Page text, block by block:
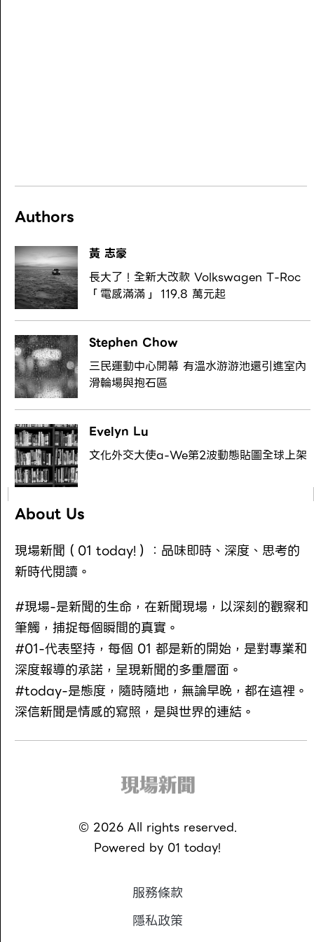
Authors
黃 志豪
長大了！全新大改款 Volkswagen T-Roc
「電感滿滿」 119.8 萬元起
Stephen Chow
三民運動中心開幕 有溫水游游池還引進室內
滑輪場與抱石區
Evelyn Lu
文化外交大使a-We第2波動態貼圖全球上架
About Us
現場新聞（01 today!）：品味即時、深度、思考的
新時代閱讀。
#現場-是新聞的生命，在新聞現場，以深刻的觀察和
筆觸，捕捉每個瞬間的真實。
#01-代表堅持，每個 01 都是新的開始，是對專業和
深度報導的承諾，呈現新聞的多重層面。
#today-是態度，隨時隨地，無論早晚，都在這裡。
深信新聞是情感的寫照，是與世界的連結。
© 2026All rights reserved.
Powered by 01 today!
服務條款
隱私政策